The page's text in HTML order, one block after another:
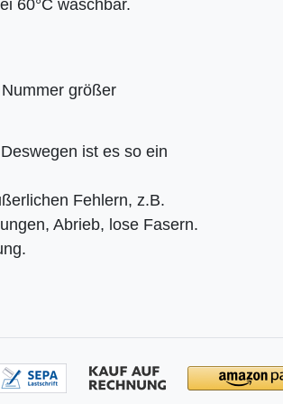
60°C waschbar.
größer
ist es so ein
Fehlern, z.B.
Abrieb, lose Fasern.